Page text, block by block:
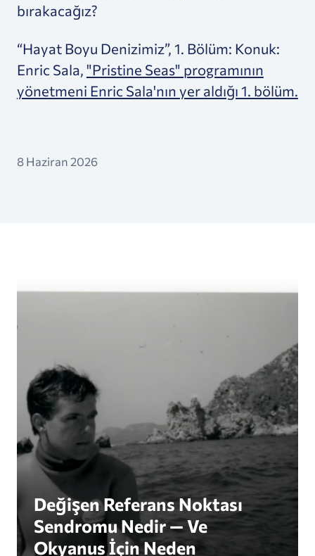
bırakacağız?
“Hayat Boyu Denizimiz”, 1. Bölüm: Konuk:
Enric Sala, "Pristine Seas" programının
yönetmeni Enric Sala'nın yer aldığı 1. bölüm.
8 Haziran 2026
Değişen Referans Noktası
Sendromu Nedir — Ve
Okyanus İçin Neden